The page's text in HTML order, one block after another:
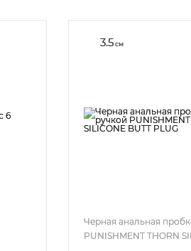
3.5см
Черная анальная
PUNISHMENT THORN